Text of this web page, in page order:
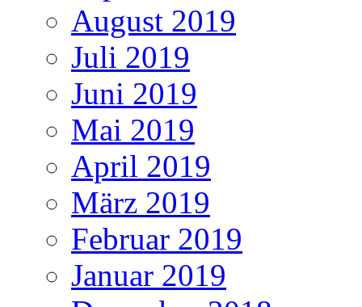
August 2019
Juli 2019
Juni 2019
Mai 2019
April 2019
März 2019
Februar 2019
Januar 2019